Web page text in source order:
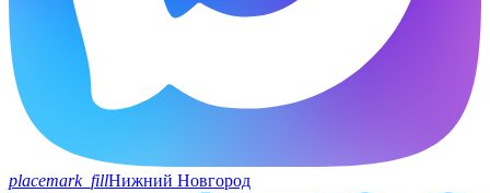
placemark_fillНижний Новгород